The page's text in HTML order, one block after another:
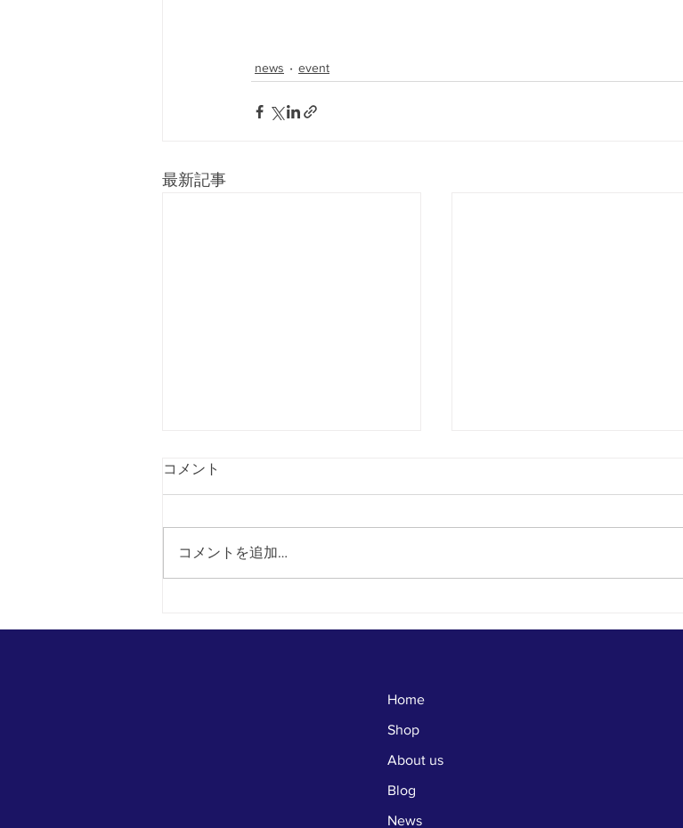
news event
最新記事
ール
る！今年最後のじゃんけん大
コメント
コメントを追加…
Home
Shop
About us
Blog
News